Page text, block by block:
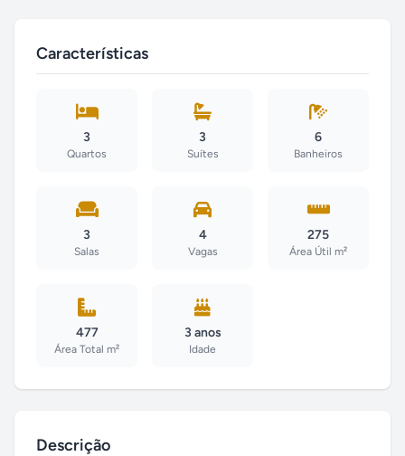
Características
3
Quartos
3
Suítes
6
Banheiros
3
Salas
4
Vagas
275
Área Útil m²
477
Área Total m²
3 anos
Idade
Descrição